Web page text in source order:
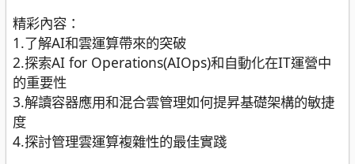
精彩內容：
1.了解AI和雲運算帶來的突破
2.探索AI for Operations(AIOps)和自動化在IT運營中
的重要性
3.解讀容器應用和混合雲管理如何提昇基礎架構的敏捷
度
4.探討管理雲運算複雜性的最佳實踐